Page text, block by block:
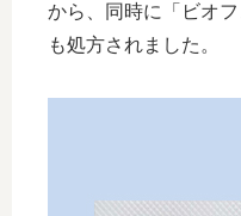
から、同時に「ビオ
も処方されました。